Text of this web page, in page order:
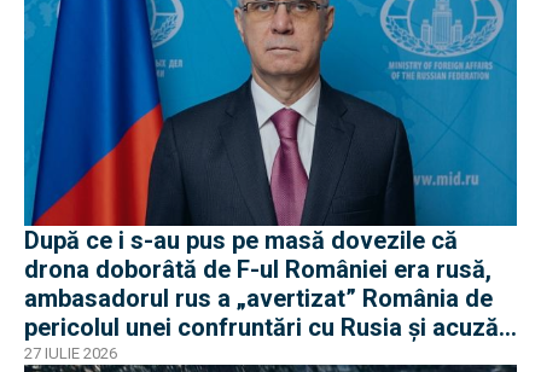
După ce i s-au pus pe masă dovezile că
drona doborâtă de F-ul României era rusă,
ambasadorul rus a „avertizat” România de
pericolul unei confruntări cu Rusia și acuză
o „înscenare propagandistă”
27 IULIE 2026